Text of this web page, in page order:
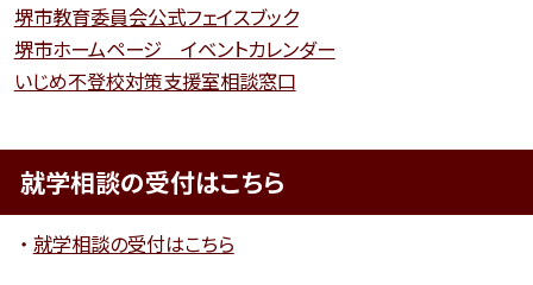
堺市教育委員会公式フェイスブック
堺市ホームページ イベントカレンダー
いじめ不登校対策支援室相談窓口
就学相談の受付はこちら
就学相談の受付はこちら